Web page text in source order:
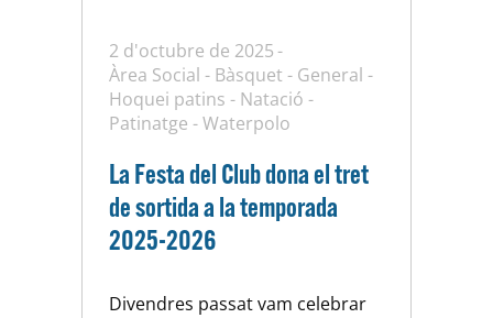
2 d'octubre de 2025
Àrea Social - Bàsquet - General -
Hoquei patins - Natació -
Patinatge -Waterpolo
La Festa del Club dona el tret
de sortida a la temporada
2025-2026
Divendres passat vam celebrar